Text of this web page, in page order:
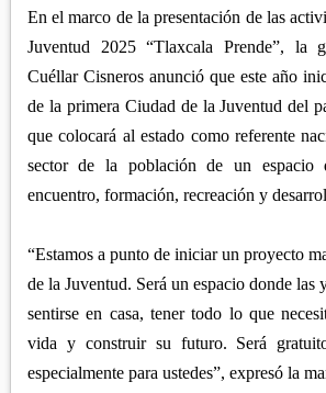
SANCTÓRUM
En el marco de la presentación de las
Juventud 2025 “Tlaxcala Prende”, la
Cuéllar Cisneros anunció que este año
de la primera Ciudad de la Juventud del
que colocará al estado como referente
sector de la población de un espacio
encuentro, formación, recreación y
“Estamos a punto de iniciar un proyecto
de la Juventud. Será un espacio donde las
sentirse en casa, tener todo lo que
vida y construir su futuro. Será
especialmente para ustedes”, expresó la